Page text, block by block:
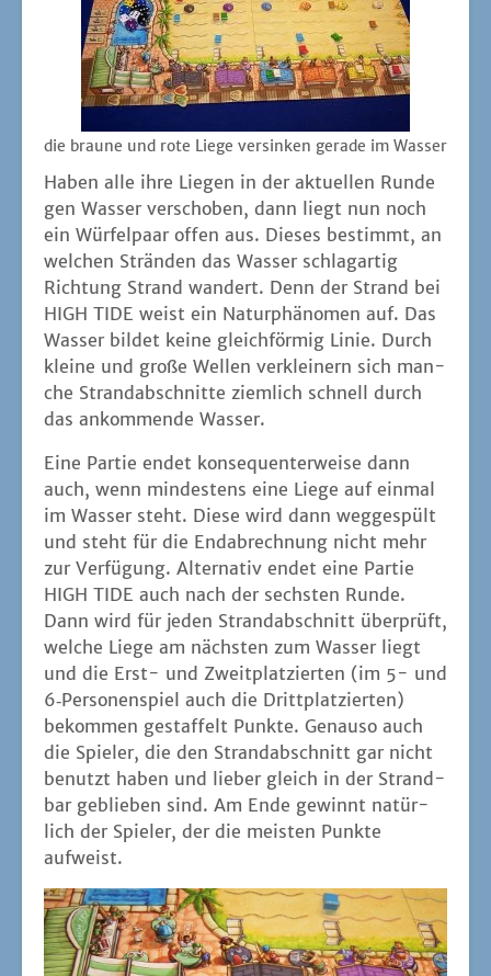
die brau­ne und rote Lie­ge ver­sin­ken gera­de im Wasser
Haben alle ihre Lie­gen in der aktu­el­len Run­de
gen Was­ser ver­scho­ben, dann liegt nun noch
ein Wür­fel­paar offen aus. Die­ses bestimmt, an
wel­chen Strän­den das Was­ser schlag­ar­tig
Rich­tung Strand wan­dert. Denn der Strand bei
HIGH TIDE weist ein Natur­phä­no­men auf. Das
Was­ser bil­det kei­ne gleich­för­mig Linie. Durch
klei­ne und gro­ße Wel­len ver­klei­nern sich man­
che Strand­ab­schnit­te ziem­lich schnell durch
das ankom­men­de Wasser.
Eine Par­tie endet kon­se­quen­ter­wei­se dann
auch, wenn min­des­tens eine Lie­ge auf ein­mal
im Was­ser steht. Die­se wird dann weg­ge­spült
und steht für die End­ab­rech­nung nicht mehr
zur Ver­fü­gung. Alter­na­tiv endet eine Par­tie
HIGH TIDE auch nach der sechs­ten Run­de.
Dann wird für jeden Strand­ab­schnitt über­prüft,
wel­che Lie­ge am nächs­ten zum Was­ser liegt
und die Erst- und Zweit­plat­zier­ten (im 5- und
6‑Personenspiel auch die Dritt­plat­zier­ten)
bekom­men gestaf­felt Punk­te. Genau­so auch
die Spie­ler, die den Strand­ab­schnitt gar nicht
benutzt haben und lie­ber gleich in der Strand­
bar geblie­ben sind. Am Ende gewinnt natür­
lich der Spie­ler, der die meis­ten Punk­te
aufweist.